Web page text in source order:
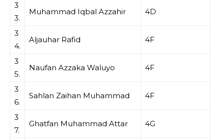
3
3.
Muhammad Iqbal Azzahir 4D
3
4.
Aljauhar Rafid 4F
3
5.
Naufan Azzaka Waluyo 4F
3
6.
Sahlan Zaihan Muhammad 4F
3
7.
Ghatfan Muhammad Attar 4G